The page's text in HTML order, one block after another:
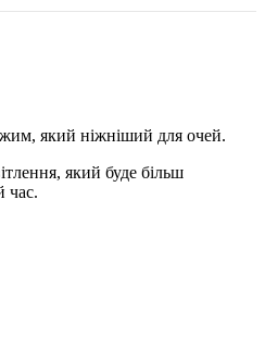
який ніжніший для очей.
який буде більш
час.